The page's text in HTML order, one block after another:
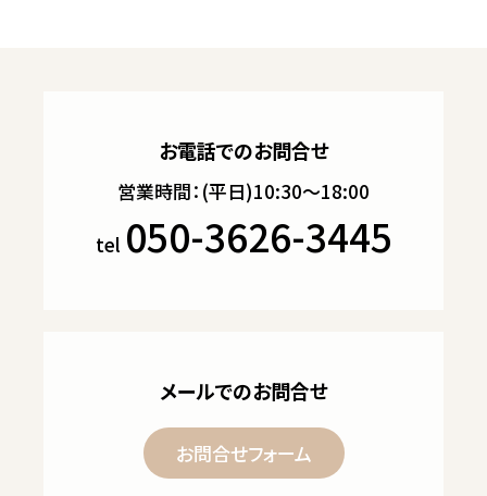
お電話でのお問合せ
営業時間：(平日)10:30～18:00
tel 050-3626-3445
メールでのお問合せ
お問合せフォーム